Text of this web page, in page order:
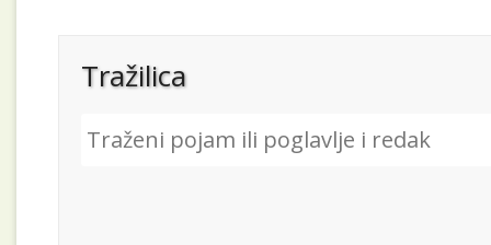
Tražilica